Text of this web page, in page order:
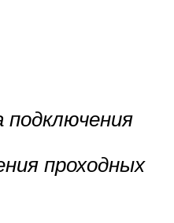
проходных